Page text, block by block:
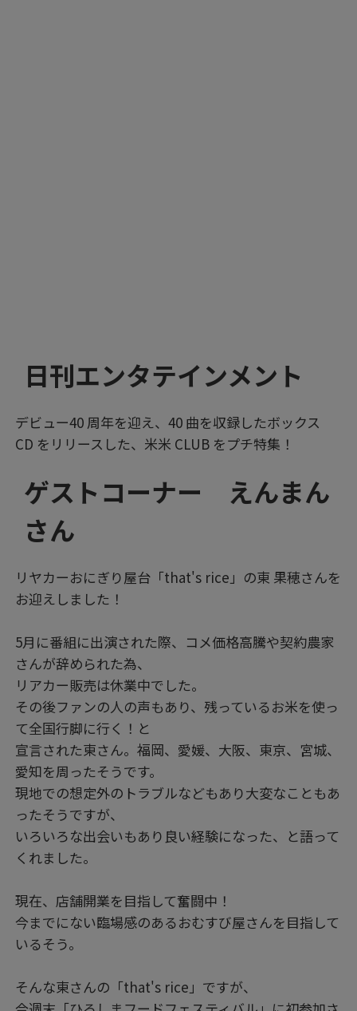
日刊エンタテインメント
デビュー40 周年を迎え、40 曲を収録したボックス
CD をリリースした、米米 CLUB をプチ特集！
ゲストコーナー えんまん
さん
リヤカーおにぎり屋台「that's rice」の東 果穂さんを
お迎えしました！
5月に番組に出演された際、コメ価格高騰や契約農家
さんが辞められた為、
リアカー販売は休業中でした。
その後ファンの人の声もあり、残っているお米を使っ
て全国行脚に行く！と
宣言された東さん。福岡、愛媛、大阪、東京、宮城、
愛知を周ったそうです。
現地での想定外のトラブルなどもあり大変なこともあ
ったそうですが、
いろいろな出会いもあり良い経験になった、と語って
くれました。
現在、店舗開業を目指して奮闘中！
今までにない臨場感のあるおむすび屋さんを目指して
いるそう。
そんな東さんの「that's rice」ですが、